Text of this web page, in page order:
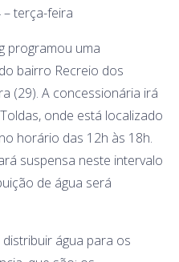
terça-feira
programou uma
bairro Recreio dos
(29). A concessionária irá
onde está localizado
horário das 12h às 18h.
suspensa neste intervalo
de água será
água para os